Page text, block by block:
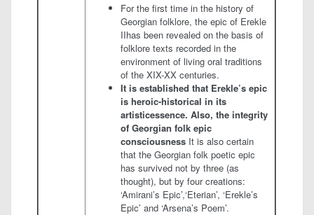
For the first time in the history of
Georgian folklore, the epic of Erekle
IIhas been revealed on the basis of
folklore texts recorded in the
environ­ment of living oral traditions
of the XIX-XX centuries.
It is established that Erekle’s epic
is heroic-historical in its
artisticessence. Also, the integrity
of Georgian folk epic
consciousness It is also certain
that the Georgian folk poetic epic
has sur­vived not by three (as
thought), but by four creations:
‘Amirani’s Epic’,‘Eterian’, ‘Erekle’s
Epic’ and ‘Arsena’s Poem’.